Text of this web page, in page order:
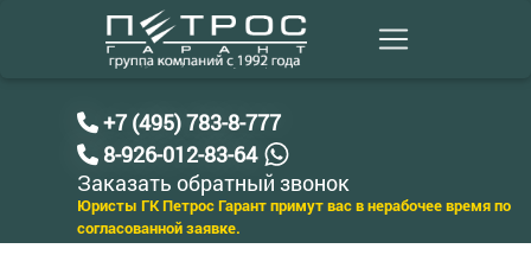
+7 (495) 783-8-777
8-926-012-83-64
Заказать обратный звонок
Юристы ГК Петрос Гарант примут вас в нерабочее время по
согласованной заявке.